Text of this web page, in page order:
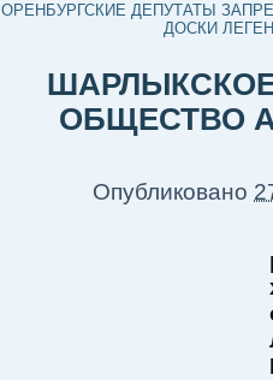
ОРЕНБУРГСКИЕ ДЕПУТАТЫ
ДОСКИ
ОБЩЕСТВО
Опубликовано